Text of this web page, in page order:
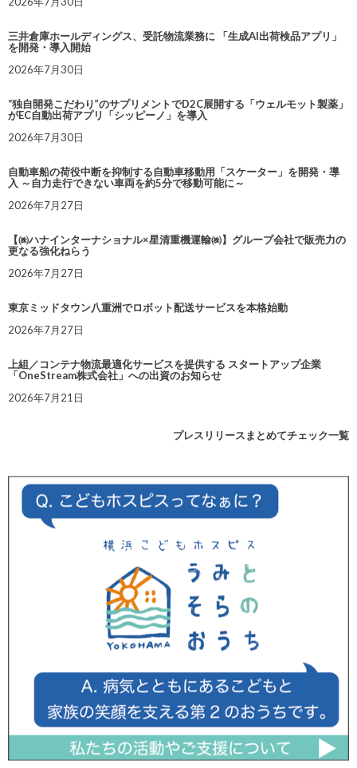
三井倉庫ホールディングス、受託物流業務に 「生成AI出荷検品アプリ」
を開発・導入開始
2026年7月30日
“独自開発こだわり”のサプリメントでD2C展開する「ウェルモット製薬」
がEC自動出荷アプリ「シッピーノ」を導入
2026年7月30日
自動車船の荷役中断を抑制する自動車移動用「スケーター」を開発・導
入 ～自力走行できない車両を約5分で移動可能に～
2026年7月27日
【㈱ハナインターナショナル×星清重機運輸㈱】グループ会社で販売力の
更なる強化ねらう
2026年7月27日
東京ミッドタウン八重洲でロボット配送サービスを本格始動
2026年7月27日
上組／コンテナ物流最適化サービスを提供する スタートアップ企業
「OneStream株式会社」への出資のお知らせ
2026年7月21日
プレスリリースまとめてチェック一覧